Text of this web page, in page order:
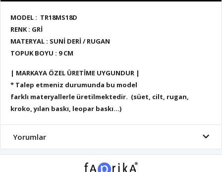
MODEL : TR18MS18D
RENK : GRİ
MATERYAL : SUNİ DERİ / RUGAN
TOPUK BOYU : 9CM
| MARKAYA ÖZEL ÜRETİME UYGUNDUR |
* Talep etmeniz durumunda bu model
farklı materyallerle üretilmektedir. (süet, cilt, rugan,
kroko, yılan baskı, leopar baskı...)
Yorumlar